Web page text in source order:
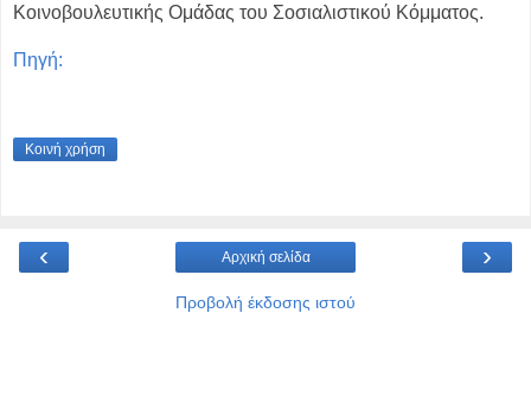
Κοινοβουλευτικής Ομάδας του Σοσιαλιστικού Κόμματος.
Πηγή:
Κοινή χρήση
‹ ›
Αρχική σελίδα
Προβολή έκδοσης ιστού